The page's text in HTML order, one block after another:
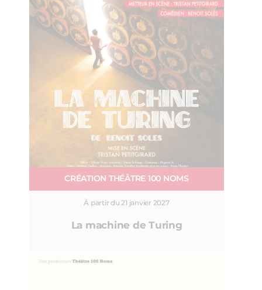
CRÉATION THÉÂTRE 100 NOMS
À partir du 21 janvier 2027
La machine de Turing